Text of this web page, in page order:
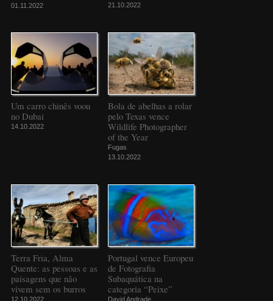
01.11.2022
21.10.2022
Um carro chinês voou
no Dubai
14.10.2022
Bola de abelhas a rolar
pelo Texas vence
Wildlife Photographer
of the Year
Fugas
13.10.2022
Terra Fria, Alma
Quente: as pessoas e as
paisagens que não
vivem sem os burros
12.10.2022
Portugal vence Europeu
de Fotografia
Subaquática na
categoria “Peixe”
David Andrade